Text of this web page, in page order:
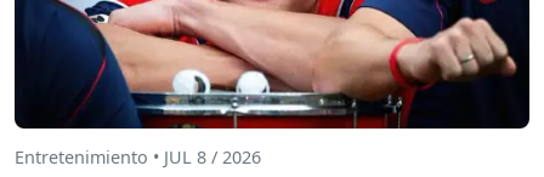
Entretenimiento • JUL 8 / 2026